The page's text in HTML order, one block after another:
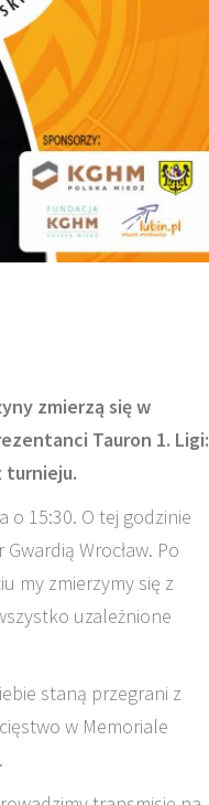
zmierzą się w
Tauron 1. Ligi:
turnieju.
o 15:30. O tej godzinie
Wrocław. Po
my zmierzymy się z
uzależnione
staną przegrani z
w Memoriale